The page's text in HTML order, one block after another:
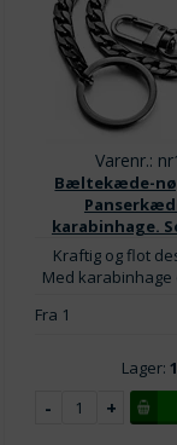
Varenr.:
Bæltekæde-
karabinhage.
Kraftig og flot
Med karabinhage
Fra 1
Lager: